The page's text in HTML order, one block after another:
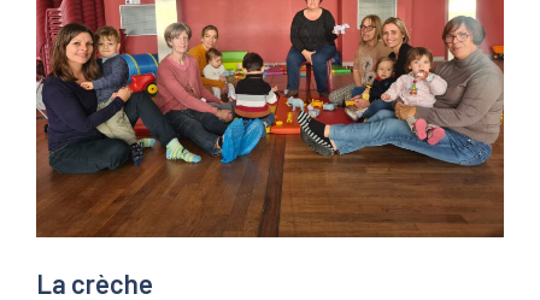
La crèche